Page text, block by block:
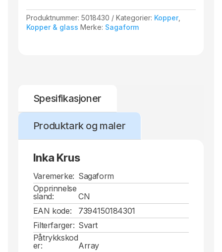
Produktnummer:5018430 Kategorier: Kopper,
Kopper & glass Merke: Sagaform
Spesifikasjoner
Produktark og maler
Inka Krus
Varemerke: Sagaform
Opprinnelse
sland:
CN
EAN kode:
7394150184301
Filterfarger: Svart
Påtrykkskod
er:
Array